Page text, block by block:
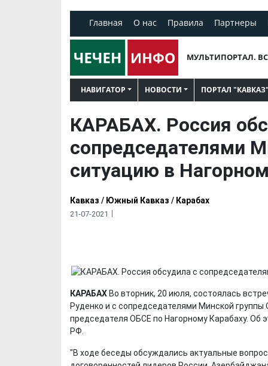
Главная О нас Правила Партнеры
МУЛЬТИПОРТАЛ.
НАВИГАТОР НОВОСТИ ПОРТАЛ "КАВКАЗ"
КАРАБАХ. Россия
сопредседателями
ситуацию в
Кавказ / Южный Кавказ / Карабах
21-07-2021
КАРАБАХ Во вторник, 20 июля, состоялась
Руденко и с сопредседателями Минской
председателя ОБСЕ по Нагорному Карабаху.
РФ.
"В ходе беседы обсуждались актуальные